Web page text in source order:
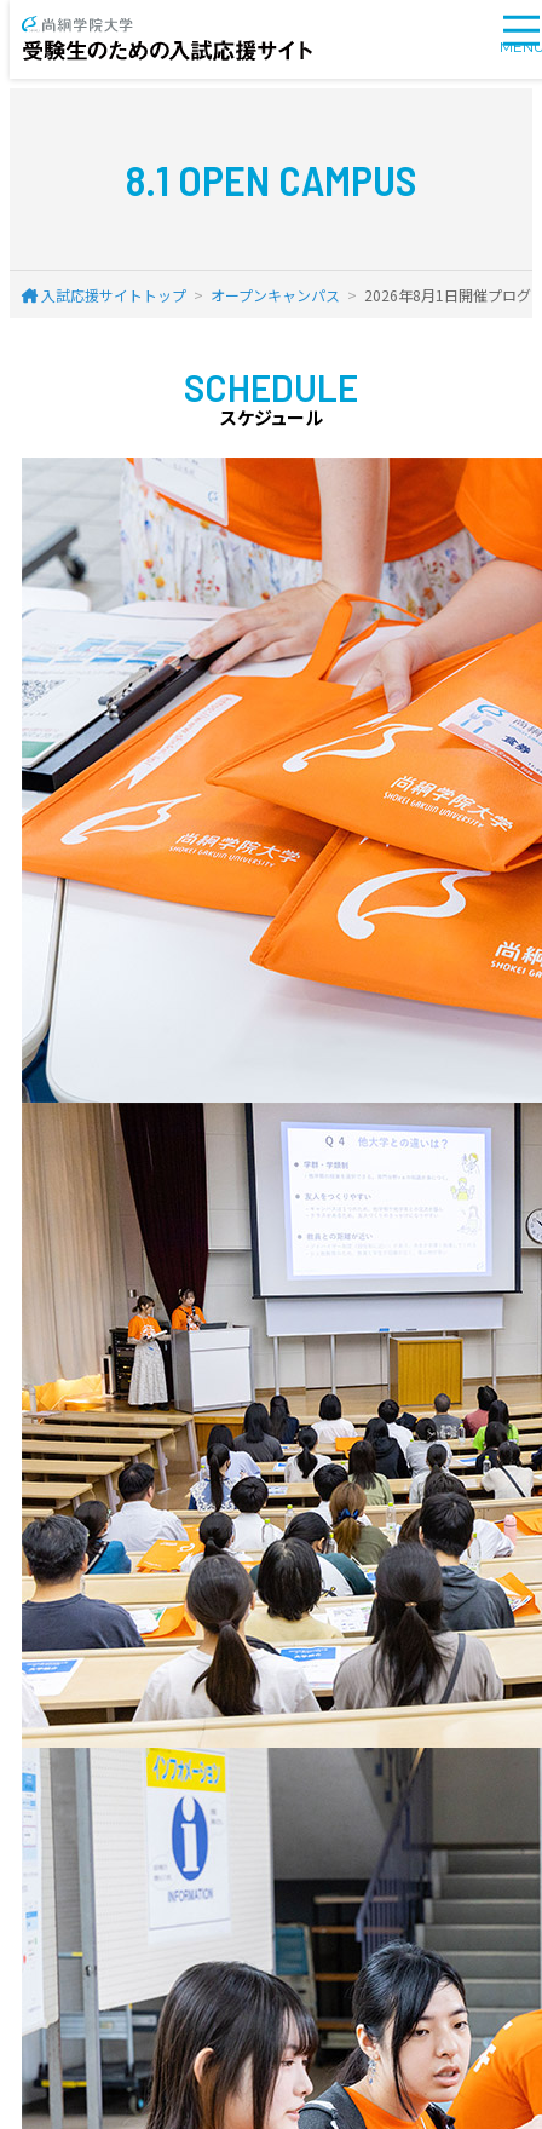
8.1 OPEN CAMPUS
入試応援サイトトップ オープンキャンパス 2026年8月1日開催プログ
SCHEDULE
スケジュール